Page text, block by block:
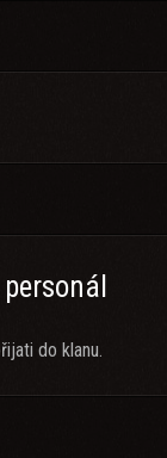
do klanu.